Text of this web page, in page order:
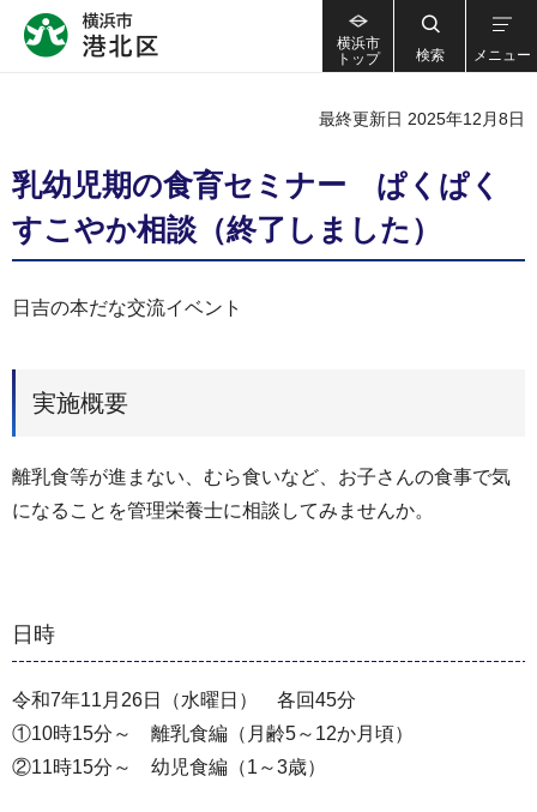
横浜市
トップ
検索 メニュー
最終更新日 2025年12月8日
乳幼児期の食育セミナー ぱくぱく
すこやか相談（終了しました）
日吉の本だな交流イベント
実施概要
離乳食等が進まない、むら食いなど、お子さんの食事で気
になることを管理栄養士に相談してみませんか。
日時
令和7年11月26日（水曜日） 各回45分
①10時15分～ 離乳食編（月齢5～12か月頃）
②11時15分～ 幼児食編（1～3歳）